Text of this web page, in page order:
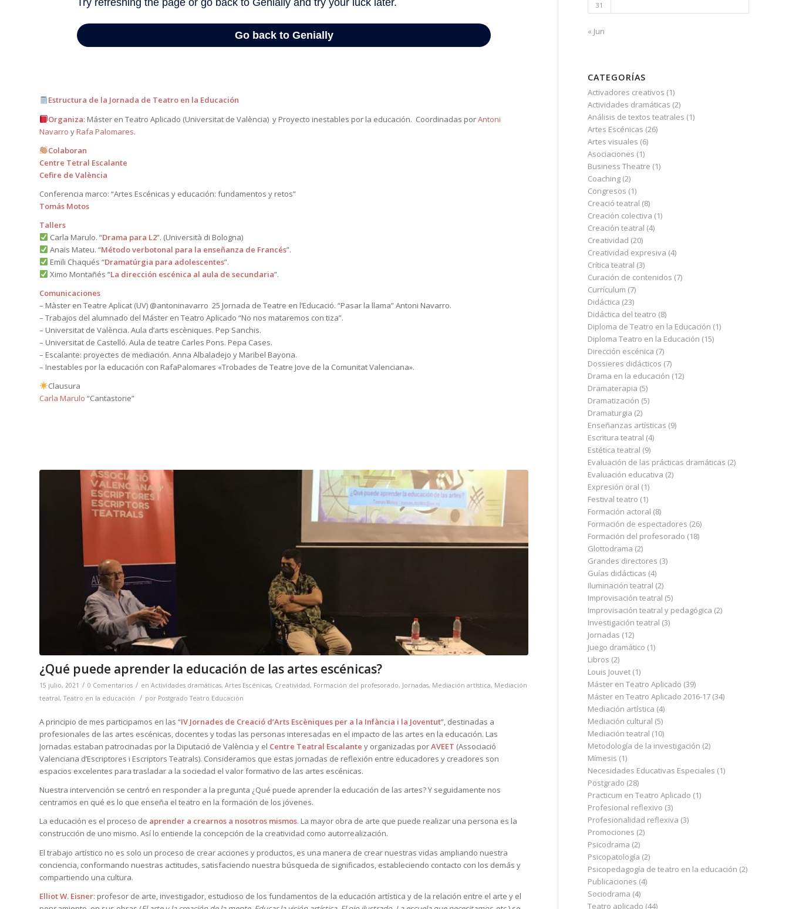
Estructura de la Jornada de Teatro en la Educación
Organiza: Máster en Teatro Aplicado (Universitat de València) y Proyecto inestables por la educación. Coordinadas porAntoni
Navarro y Rafa Palomares.
Colaboran
Centre Tetral Escalante
Cefire de València
Conferencia marco: “Artes Escénicas y educación: fundamentos y retos”
Tomás Motos
Tallers
Carla Marulo. “Drama para L2”. (Università di Bologna)
Anaïs Mateu. “Método verbotonal para la enseñanza de Francés”.
Emili Chaqués “Dramatúrgia para adolescentes”.
Ximo Montañés “La dirección escénica al aula de secundaria”.
Comunicaciones
– Màster en Teatre Aplicat (UV) @antoninavarro 25 Jornada de Teatre en l’Educació. “Pasar la llama” Antoni Navarro.
– Trabajos del alumnado del Máster en Teatro Aplicado “No nos mataremos con tiza”.
– Universitat de València. Aula d’arts escèniques. Pep Sanchis.
– Universitat de Castelló. Aula de teatre Carles Pons. Pepa Cases.
– Escalante: proyectes de mediación. Anna Albaladejo y Maribel Bayona.
– Inestables por la educación con RafaPalomares «Trobades de Teatre Jove de la Comunitat Valenciana».
Clausura
Carla Marulo “Cantastorie”
¿Qué puede aprender la educación de las artes escénicas?
15 julio, 2021 / 0 Comentarios / en Actividades dramáticas, Artes Escénicas, Creatividad, Formación del profesorado, Jornadas, Mediación artística, Mediación
teatral,Teatro en la educación / por Postgrado Teatro Educación
A principio de mes participamos en las “IV Jornades de Creació d’Arts Escèniques per a la Infància i la Joventut”, destinadas a
profesionales de las artes escénicas, docentes y todas las personas interesadas en el impacto de las artes en la educación. Las
Jornadas estaban patrocinadas por la Diputació de València y el Centre Teatral Escalante y organizadas porAVEET (Associació
Valenciana d’Escriptores i Escriptors Teatrals). Consideramos que estas jornadas de reflexión entre educadores y creadores son
espacios excelentes para trasladar a la sociedad el valor formativo de las artes escénicas.
Nuestra intervención se centró en responder a la pregunta ¿Qué puede aprender la educación de las artes? Y seguidamente nos
centramos en qué es lo que enseña el teatro en la formación de los jóvenes.
La educación es el proceso de aprender a crearnos a nosotros mismos. La mayor obra de arte que puede realizar una persona es la
construcción de uno mismo. Así lo entiende la concepción de la creatividad como autorrealización.
El trabajo artístico no es solo un proceso de crear acciones y productos, es una manera de crear nuestras vidas ampliando nuestra
conciencia, conformando nuestras actitudes, satisfaciendo nuestra búsqueda de significados, estableciendo contacto con los demás y
compartiendo una cultura.
Elliot W. Eisner: profesor de arte, investigador, estudioso de los fundamentos de la educación artística y de la relación entre el arte y el
31
« Jun
CATEGORÍAS
Activadores creativos (1)
Actividades dramáticas (2)
Análisis de textos teatrales (1)
Artes Escénicas (26)
Artes visuales (6)
Asociaciones (1)
Business Theatre (1)
Coaching (2)
Congresos (1)
Creació teatral (8)
Creación colectiva (1)
Creación teatral (4)
Creatividad (20)
Creatividad expresiva (4)
Crítica teatral (3)
Curación de contenidos (7)
Currículum (7)
Didáctica (23)
Didáctica del teatro (8)
Diploma de Teatro en la Educación (1)
Diploma Teatro en la Educación (15)
Dirección escénica (7)
Dossieres didácticos (7)
Drama en la educación (12)
Dramaterapia (5)
Dramatización (5)
Dramaturgia (2)
Enseñanzas artísticas (9)
Escritura teatral (4)
Estética teatral (9)
Evaluación de las prácticas dramáticas (2)
Evaluación educativa (2)
Expresión oral (1)
Festival teatro (1)
Formación actoral (8)
Formación de espectadores (26)
Formación del profesorado (18)
Glottodrama (2)
Grandes directores (3)
Guías didácticas (4)
Iluminación teatral (2)
Improvisación teatral (5)
Improvisación teatral y pedagógica (2)
Investigación teatral (3)
Jornadas (12)
Juego dramático (1)
Libros (2)
Louis Jouvet (1)
Máster en Teatro Aplicado (39)
Máster en Teatro Aplicado 2016-17 (34)
Mediación artística (4)
Mediación cultural (5)
Mediación teatral (10)
Metodología de la investigación (2)
Mímesis (1)
Necesidades Educativas Especiales (1)
Postgrado (28)
Practicum en Teatro Aplicado (1)
Profesional reflexivo (3)
Profesionalidad reflexiva (3)
Promociones (2)
Psicodrama (2)
Psicopatología (2)
Psicopedagogía de teatro en la educación (2)
Publicaciones (4)
Sociodrama (4)
Teatro aplicado (44)